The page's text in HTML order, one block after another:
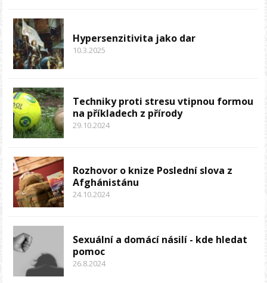
Hypersenzitivita jako dar
10.3.2025
Techniky proti stresu vtipnou formou
na příkladech z přírody
29.10.2024
Rozhovor o knize Poslední slova z
Afghánistánu
24.10.2024
Sexuální a domácí násilí - kde hledat
pomoc
26.8.2024